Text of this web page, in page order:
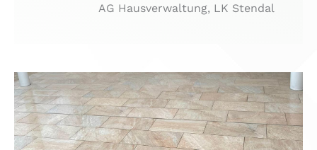
AG Hausverwaltung, LK Stendal